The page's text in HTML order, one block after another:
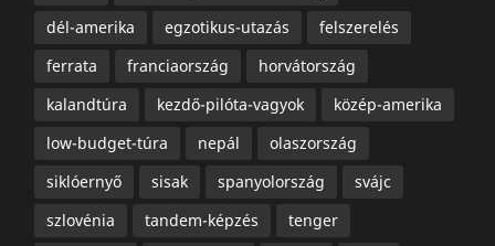
dél-amerika
egzotikus-utazás
felszerelés
ferrata
franciaország
horvátország
kalandtúra
kezdő-pilóta-vagyok
közép-amerika
low-budget-túra
nepál
olaszország
siklóernyő
sisak spanyolország
svájc
szlovénia
tandem-képzés
tenger